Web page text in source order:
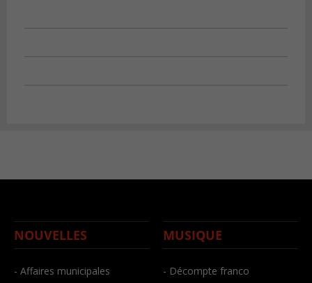
NOUVELLES
- Affaires municipales
MUSIQUE
- Décompte franco